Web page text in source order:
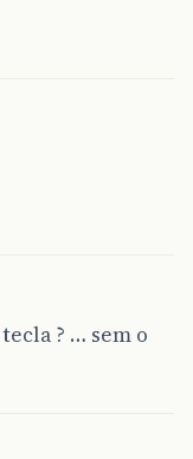
? … sem o